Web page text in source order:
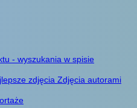
- wyszukania w spisie
zdjęcia Zdjęcia autorami